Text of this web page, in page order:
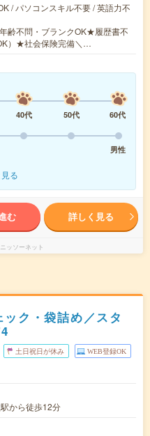
/ パソコンスキル不要 / 英語力不
齢不問・ブランクOK★履歴書不
）★社会保険完備＼…
40代 50代
60代
男性
る
む 詳しく見る
ッソーネット
ック・袋詰め／スタ
土日祝日が休み WEB登録OK
から徒歩12分